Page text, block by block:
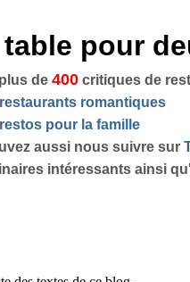
table pour
de 400 critiques de
romantiques
pour la famille
aussi nous suivre sur
intéressants ainsi